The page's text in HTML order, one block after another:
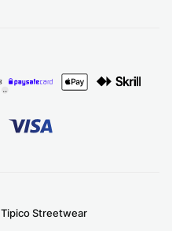
Tipico Streetwear